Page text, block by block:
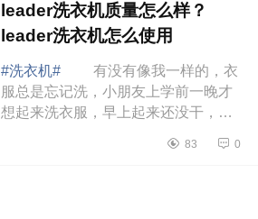
leader洗衣机质量怎么样？
leader洗衣机怎么使用
#洗衣机#
有没有像我一样的，衣
服总是忘记洗，小朋友上学前一晚才
想起来洗衣服，早上起来还没干，和
干，下面小编为大家介绍下leader洗
83 0